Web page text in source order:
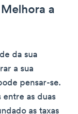
a
da sua
a sua
pensar-se.
as duas
as taxas